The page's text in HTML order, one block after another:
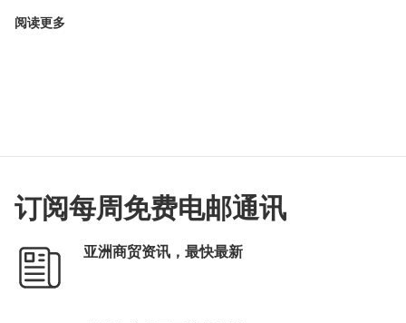
阅读更多
订阅每周免费电邮通讯
亚洲商贸资讯，最快最新